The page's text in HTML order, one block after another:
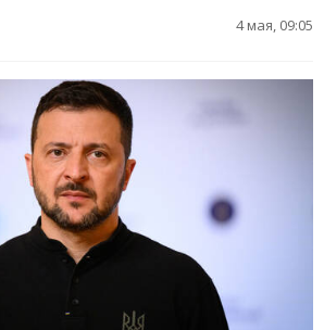
4 мая, 09:05